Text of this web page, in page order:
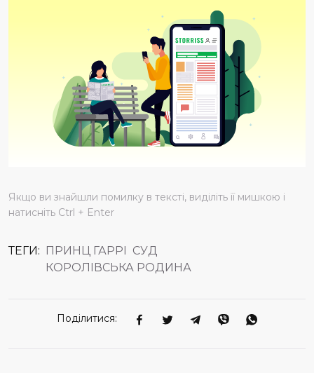
Якщо ви знайшли помилку в тексті, виділіть її мишкою і
натисніть Ctrl + Enter
ТЕГИ: ПРИНЦ ГАРРІ
СУД
КОРОЛІВСЬКА РОДИНА
Поділитися: